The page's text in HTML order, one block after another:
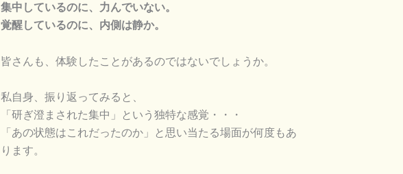
集中しているのに、力んでいない。
覚醒しているのに、内側は静か。
皆さんも、体験したことがあるのではないでしょうか。
私自身、振り返ってみると、
「研ぎ澄まされた集中」という独特な感覚・・・
「あの状態はこれだったのか」と思い当たる場面が何度もあ
ります。